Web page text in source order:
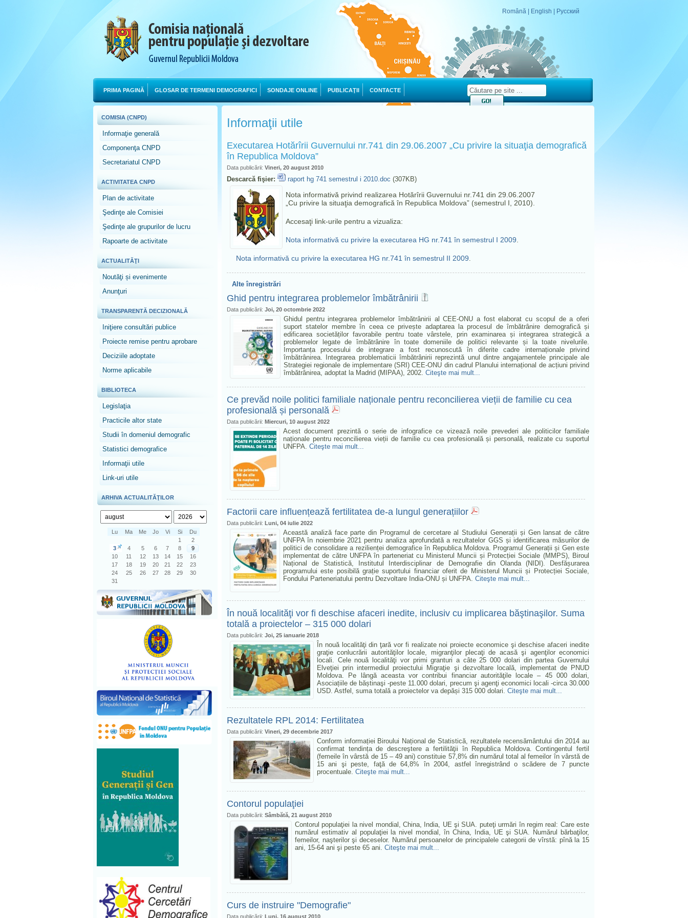
Română English Русский
PRIMA PAGINĂ GLOSAR DE TERMENI DEMOGRAFICI SONDAJE ONLINE PUBLICAŢII CONTACTE
COMISIA (CNPD)
Informaţie generală
Componenţa CNPD
Secretariatul CNPD
ACTIVITATEA CNPD
Plan de activitate
Şedinţe ale Comisiei
Şedinţe ale grupurilor de lucru
Rapoarte de activitate
ACTUALITĂŢI
Noutăţi și evenimente
Anunţuri
TRANSPARENTĂ DECIZIONALĂ
Iniţiere consultări publice
Proiecte remise pentru aprobare
Deciziile adoptate
Norme aplicabile
BIBLIOTECA
Legislaţia
Practicile altor state
Studii în domeniul demografic
Statistici demografice
Informaţii utile
Link-uri utile
ARHIVA ACTUALITĂŢILOR
Lu Ma Me Jo Vi Si
Du
1
2
3
4 5 6 7 8
9
10
11 12 13 14 15
16
17
18 19 20 21 22
23
24
25 26 27 28 29
30
31
Informaţii utile
Executarea Hotărîrii Guvernului nr.741 din 29.06.2007 „Cu privire la situaţia demografică
în Republica Moldova”
Data publicării: Vineri, 20 august 2010
Descarcă fişier: raport hg 741 semestrul i 2010.doc (307KB)
Nota informativă privind realizarea Hotărîrii Guvernului nr.741 din 29.06.2007
„Cu privire la situaţia demografică în Republica Moldova” (semestrul I, 2010).
Accesaţi link-urile pentru a vizualiza:
Nota informativă cu privire la executarea HG nr.741 în semestrul I 2009
Nota informativă cu privire la executarea HG nr.741 în semestrul II 2009.
Alte înregistrări
Ghid pentru integrarea problemelor îmbătrânirii
Data publicării: Joi, 20 octombrie 2022
Ghidul pentru integrarea problemelor îmbătrânirii al CEE-ONU a fost elaborat cu scopul de a oferi
suport statelor membre în ceea ce privește adaptarea la procesul de îmbătrânire demografică și
edificarea societăților favorabile pentru toate vârstele, prin examinarea și integrarea strategică a
problemelor legate de îmbătrânire în toate domeniile de politici relevante și la toate nivelurile.
Importanța procesului de integrare a fost recunoscută în diferite cadre internaționale privind
îmbătrânirea. Integrarea problematicii îmbătrânirii reprezintă unul dintre angajamentele principale ale
Strategiei regionale de implementare (SRI) CEE-ONU din cadrul Planului internațional de acțiuni privind
îmbătrânirea, adoptat la Madrid (MIPAA), 2002. Citeşte mai mult...
Ce prevăd noile politici familiale naționale pentru reconcilierea vieții de familie cu cea
profesională și personală
Data publicării: Miercuri, 10 august 2022
Acest document prezintă o serie de infografice ce vizează noile prevederi ale politicilor familiale
naționale pentru reconcilierea vieții de familie cu cea profesională și personală, realizate cu suportul
UNFPA. Citeşte mai mult...
Factorii care influențează fertilitatea de-a lungul generațiilor
Data publicării: Luni, 04 iulie 2022
Această analiză face parte din Programul de cercetare al Studiului Generații și Gen lansat de către
UNFPA în noiembrie 2021 pentru analiza aprofundată a rezultatelor GGS și identificarea măsurilor de
politici de consolidare a rezilienței demografice în Republica Moldova. Programul Generații și Gen este
implementat de către UNFPA în parteneriat cu Ministerul Muncii și Protecției Sociale (MMPS), Biroul
Național de Statistică, Institutul Interdisciplinar de Demografie din Olanda (NIDI). Desfășurarea
programului este posibilă grație suportului financiar oferit de Ministerul Muncii și Protecției Sociale,
Fondului Parteneriatului pentru Dezvoltare India-ONU și UNFPA. Citeşte mai mult...
În nouă localităţi vor fi deschise afaceri inedite, inclusiv cu implicarea băştinaşilor. Suma
totală a proiectelor – 315 000 dolari
Data publicării: Joi, 25 ianuarie 2018
În nouă localităţi din ţară vor fi realizate noi proiecte economice şi deschise afaceri inedite
graţie conlucrării autorităţilor locale, migranţilor plecaţi de acasă şi agenţilor economici
locali. Cele nouă localităţi vor primi granturi a câte 25 000 dolari din partea Guvernului
Elveţiei prin intermediul proiectului Migraţie şi dezvoltare locală, implementat de PNUD
Moldova. Pe lângă aceasta vor contribui financiar autorităţile locale – 45 000 dolari,
Asociațiile de băștinaşi -peste 11.000 dolari, precum şi agenţi economici locali -circa 30.000
USD. Astfel, suma totală a proiectelor va depăși 315 000 dolari. Citeşte mai mult...
Rezultatele RPL 2014: Fertilitatea
Data publicării: Vineri, 29 decembrie 2017
Conform informației Biroului Național de Statistică, rezultatele recensământului din 2014 au
confirmat tendința de descreştere a fertilităţii în Republica Moldova. Contingentul fertil
(femeile în vârstă de 15 – 49 ani) constituie 57,8% din numărul total al femeilor în vârstă de
15 ani şi peste, faţă de 64,8% în 2004, astfel înregistrând o scădere de 7 puncte
procentuale. Citeşte mai mult...
Contorul populaţiei
Data publicării: Sâmbătă, 21 august 2010
Contorul populaţiei la nivel mondial, China, India, UE şi SUA. puteţi urmări în regim real: Care este
numărul estimativ al populaţiei la nivel mondial, în China, India, UE şi SUA. Numărul bărbaţilor,
femeilor, naşterilor şi deceselor. Numărul persoanelor de principalele categorii de vîrstă: pînă la 15
ani, 15-64 ani şi peste 65 ani. Citeşte mai mult...
Curs de instruire "Demografie"
Data publicării: Luni, 16 august 2010